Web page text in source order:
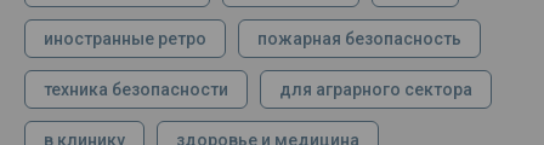
иностранные ретро пожарная безопасность
техника безопасности для аграрного сектора
в клинику здоровье и медицина